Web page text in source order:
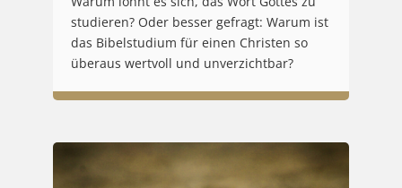
studieren? Oder besser gefragt: Warum ist
das Bibelstudium für einen Christen so
überaus wertvoll und unverzichtbar?